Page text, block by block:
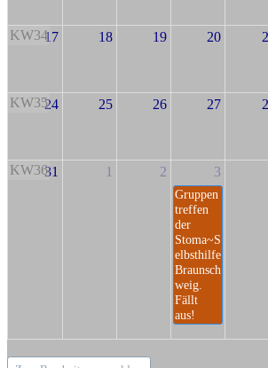
KW3417 18 19 20
KW3524 25 26 27
KW3631 1 2 3
Gruppen
treffen
der
Stoma~S
elbsthilfe
Braunsch
weig.
Fällt
aus!